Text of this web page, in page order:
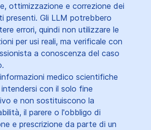
ottimizzazione e correzione dei
presenti. Gli LLM potrebbero
errori, quindi non utilizzare le
per usi reali, ma verificale con
a conoscenza del caso
medico scientifiche
con il solo fine
e non sostituiscono la
il parere o l'obbligo di
e prescrizione da parte di un